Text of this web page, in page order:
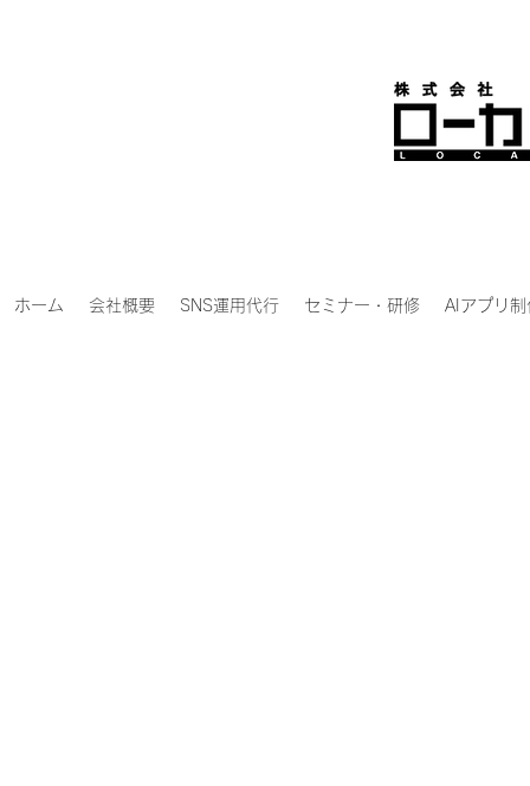
ホーム 会社概要 SNS運用代行 セミナー・研修 AIアプリ制